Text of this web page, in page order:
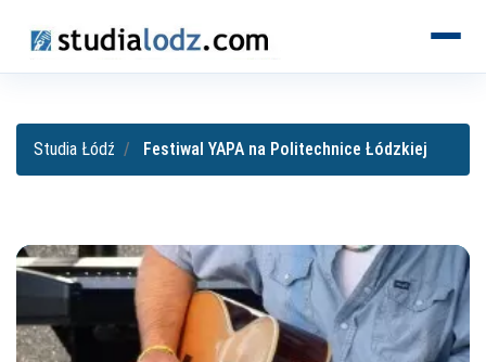
KIERUNKI
Studia Łódź Festiwal YAPA na Politechnice Łódzkiej